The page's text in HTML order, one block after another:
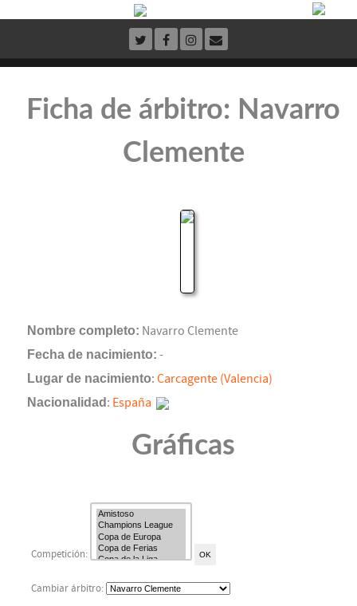
Ficha de árbitro: Navarro
Clemente
Nombre completo: Navarro Clemente
Fecha de nacimiento: -
Lugar de nacimiento: Carcagente (Valencia)
Nacionalidad : España
Gráficas
Competición:
Cambiar árbitro: